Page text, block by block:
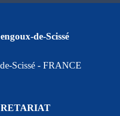
de-Scissé
Scissé - FRANCE